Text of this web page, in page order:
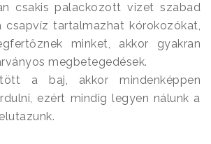
csakis palackozott vizet szabad
csapvíz tartalmazhat kórokozókat,
minket, akkor gyakran
megbetegedések.
a baj, akkor mindenképpen
ezért mindig legyen nálunk a